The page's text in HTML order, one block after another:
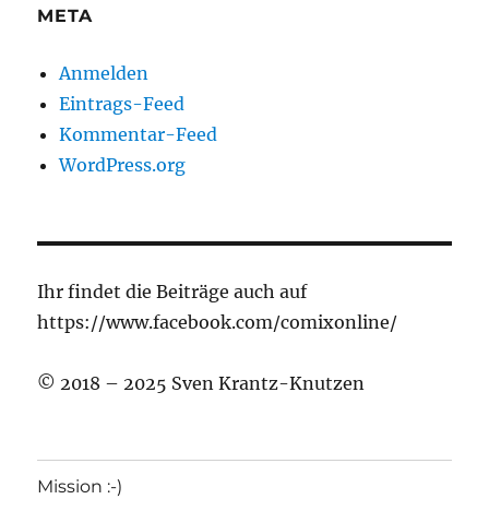
META
Anmelden
Eintrags-Feed
Kommentar-Feed
WordPress.org
Ihr findet die Beiträge auch auf
https://www.facebook.com/comixonline/
© 2018 – 2025 Sven Krantz-Knutzen
Mission :-)